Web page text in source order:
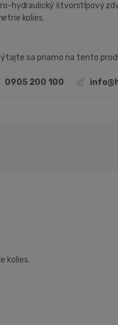
hydraulický štvorstĺpový
kolies.
sa priamo na tento
0905 200 100
kolies.